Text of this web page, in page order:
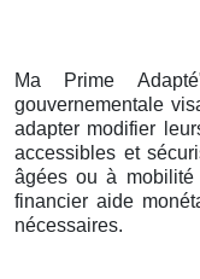
Ma Prime
gouvernementale
adapter modifier
accessibles et
âgées ou à mobilité
financier aide
nécessaires.